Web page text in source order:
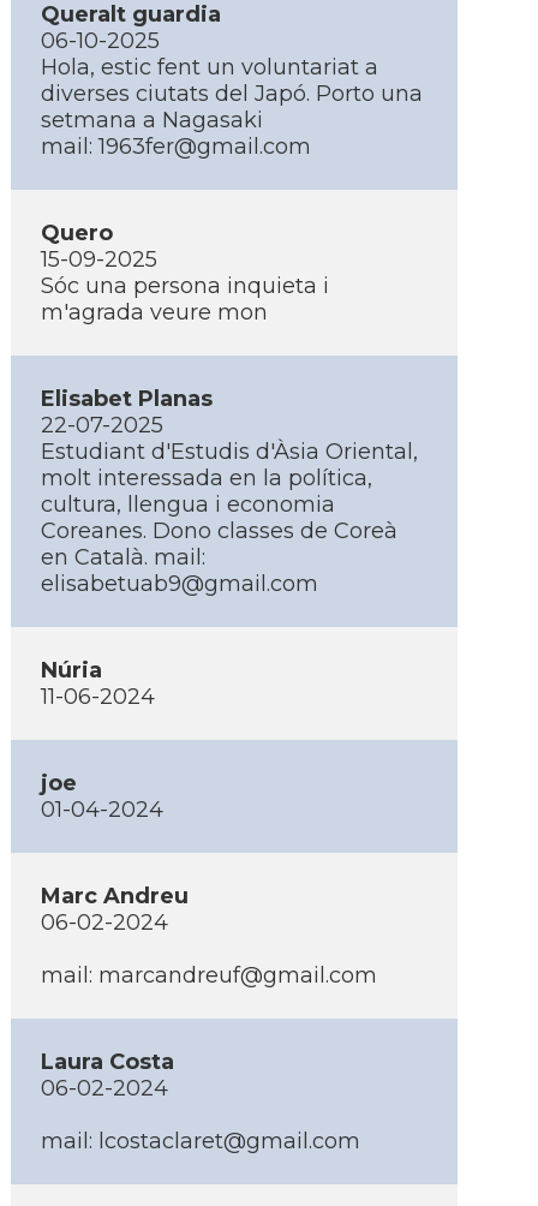
Queralt guardia
06-10-2025
Hola, estic fent un voluntariat a
diverses ciutats del Japó. Porto una
setmana a Nagasaki
mail: 1963fer@gmail.com
Quero
15-09-2025
Sóc una persona inquieta i
m'agrada veure mon
Elisabet Planas
22-07-2025
Estudiant d'Estudis d'Àsia Oriental,
molt interessada en la política,
cultura, llengua i economia
Coreanes. Dono classes de Coreà
en Català. mail:
elisabetuab9@gmail.com
Núria
11-06-2024
joe
01-04-2024
Marc Andreu
06-02-2024
mail: marcandreuf@gmail.com
Laura Costa
06-02-2024
mail: lcostaclaret@gmail.com